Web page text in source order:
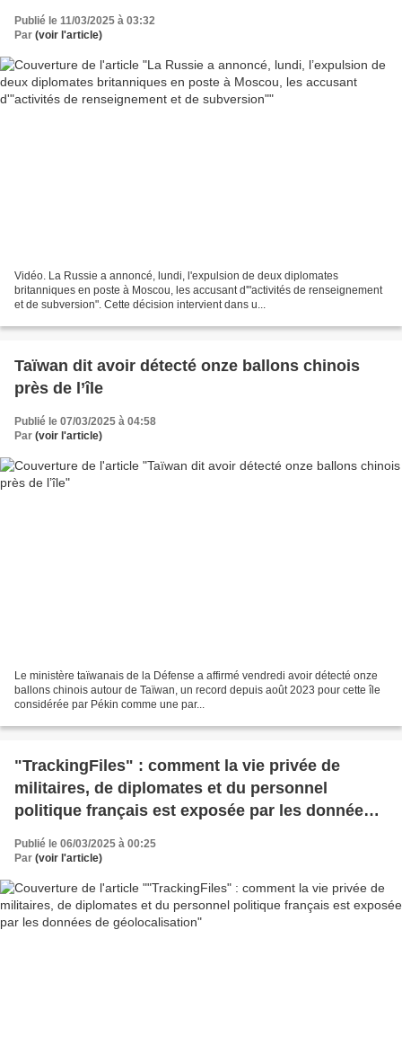
subversion"
Publié le 11/03/2025 à 03:32
Par (voir l'article)
Vidéo. La Russie a annoncé, lundi, l'expulsion de deux diplomates
britanniques en poste à Moscou, les accusant d'"activités de renseignement
et de subversion". Cette décision intervient dans u...
Taïwan dit avoir détecté onze ballons chinois
près de l’île
Publié le 07/03/2025 à 04:58
Par (voir l'article)
Le ministère taïwanais de la Défense a affirmé vendredi avoir détecté onze
ballons chinois autour de Taïwan, un record depuis août 2023 pour cette île
considérée par Pékin comme une par...
"TrackingFiles" : comment la vie privée de
militaires, de diplomates et du personnel
politique français est exposée par les données
de géolocalisation
Publié le 06/03/2025 à 00:25
Par (voir l'article)